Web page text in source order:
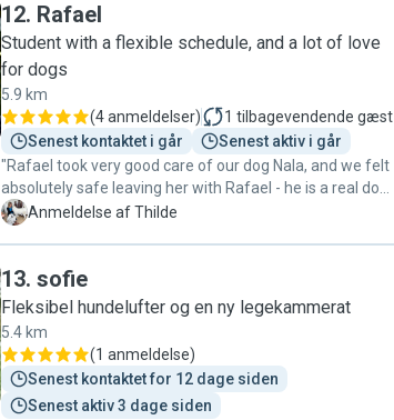
hurtigt tryg og fortrolig med sine nye passere. Betina og
Peders to små rolige hunde var meget
imødekommende og accepterede straks Lia som ’med i
flokken’. Vi fik billeder og beskeder undervejs med bl.a.
en tryg Lia på skødet af Betina, - lidt fantastisk for os, at
Lia så hurtigt var faldet til. Det bliver bestemt ikke sidste
12. Rafael
Student with a flexible schedule, and a lot of love
for dogs
5.9 km
(4 anmeldelser) 1 tilbagevendende gæst
Senest kontaktet i går
Senest aktiv i går
"Rafael took very good care of our dog Nala, and we felt
absolutely safe leaving her with Rafael - he is a real dog
friend, even has a ‘dogs welcome’ door mat😀"
T Anmeldelse af Thilde
13. sofie
Fleksibel hundelufter og en ny legekammerat
5.4 km
(1 anmeldelse)
Senest kontaktet for 12 dage siden
Senest aktiv 3 dage siden